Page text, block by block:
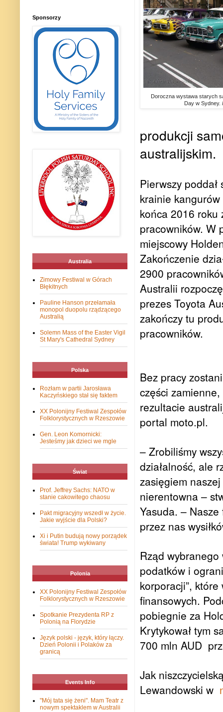
Doroczna wystawa starych
Day w Sydney.
produkcji
australijskim.
Pierwszy
krainie kangurów
końca 2016 roku
pracowników. W
miejscowy
Zakończenie
2900
Australii
prezes Toyota
zakończy tu
pracowników.
Bez pracy
części
rezultacie
portal moto.pl.
– Zrobiliśmy
działalność, ale
zasięgiem
nierentowna –
Yasuda. –
przez nas
Rząd wybranego
podatków i
korporacji”,
finansowych.
pobiegnie za
Krytykował tym
700 mln AUD
Jak
Lewandowski w
Sponsorzy
Australia
Zimowy Festiwal w Górach
Błękitnych
Pauline Hanson przełamała
monopol duopolu rządzącego
Australią
Solemn Mass of the Easter Vigil
St Mary's Cathedral Sydney
Polska
Rozłam w partii Jarosława
Kaczyńskiego stał się faktem
XX Polonijny Festiwal Zespołów
Folklorystycznych w Rzeszowie
Gen. Leon Komornicki:
Jesteśmy jak dzieci we mgle
Świat
Prof. Jeffrey Sachs: NATO w
stanie cakowitego chaosu
Pakt migracyjny wszedł w życie.
Jakie wyjście dla Polski?
Xi i Putin budują nowy porządek
świata! Trump wykiwany
Polonia
XX Polonijny Festiwal Zespołów
Folklorystycznych w Rzeszowie
Spotkanie Prezydenta RP z
Polonią na Florydzie
Język polski - język, który łączy.
Dzień Polonii i Polaków za
granicą
Events Info
"Mój tata się żeni". Mam Teatr z
nowym spektaklem w Australii